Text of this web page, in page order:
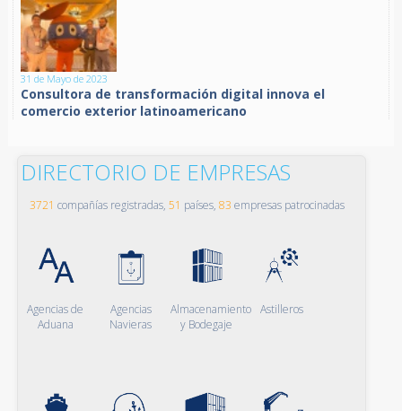
31 de Mayo de 2023
Consultora de transformación digital innova el
comercio exterior latinoamericano
DIRECTORIO DE EMPRESAS
3721 compañías registradas, 51 países, 83 empresas patrocinadas
Agencias de
Aduana
Agencias
Navieras
Almacenamiento
y Bodegaje
Astilleros